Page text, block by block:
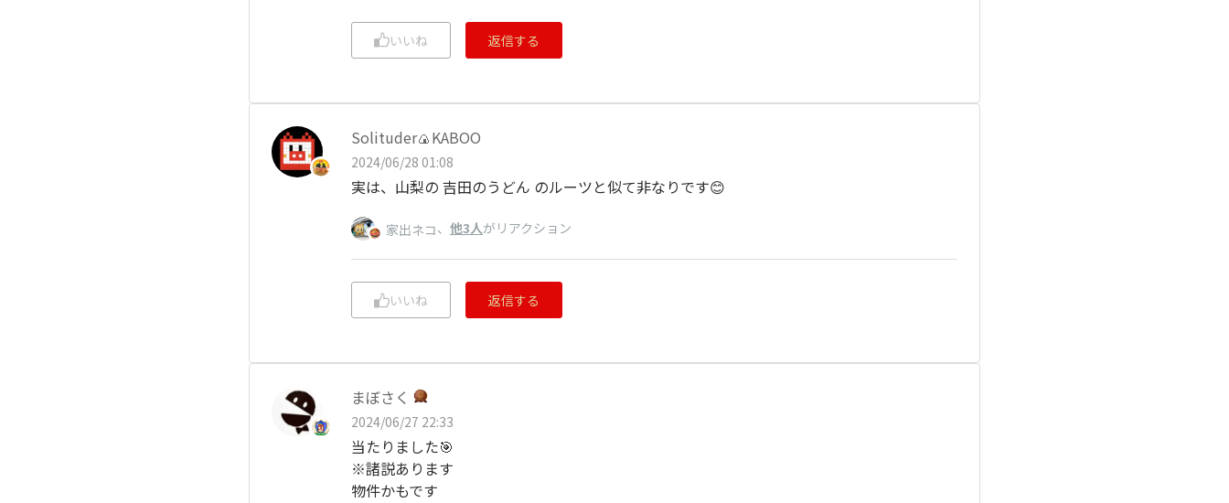
いいね 返信する
Solituder🍙KABOO
2024/06/28 01:08
実は、山梨の 吉田のうどん のルーツと似て非なりです😊
家出ネコ、 他3人がリアクション
いいね 返信する
まぼさく
2024/06/27 22:33
当たりました🎯
※諸説あります
物件かもです